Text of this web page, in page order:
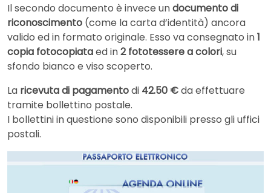
Il secondo documento è invece undocumento di
riconoscimento (come la carta d’identità) ancora
valido ed in formato originale. Esso va consegnato in1
copia fotocopiataed in2 fototessere a colori, su
sfondo bianco e viso scoperto.
La ricevuta di pagamentodi 42.50 €da effettuare
tramite bollettino postale.
I bollettini in questione sono disponibili presso gli uffici
postali.